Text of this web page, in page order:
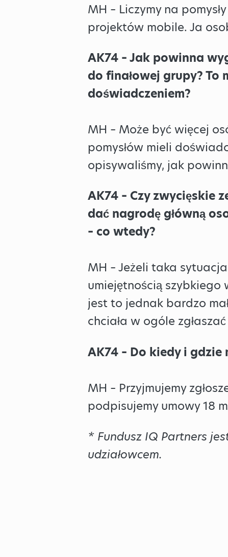
MH – Liczymy na
projektów mobile. Ja
AK74 – Jak powinna
do finałowej grupy? To
doświadczeniem?
MH – Może być więcej
pomysłów mieli
opisywaliśmy, jak
AK74 – Czy zwycięskie
dać nagrodę główną
– co wtedy?
MH – Jeżeli taka
umiejętnością szybkiego
jest to jednak bardzo
chciała w ogóle
AK74 – Do kiedy i gdzie
MH – Przyjmujemy
podpisujemy umowy 18
* Fundusz IQ Partners
udziałowcem.